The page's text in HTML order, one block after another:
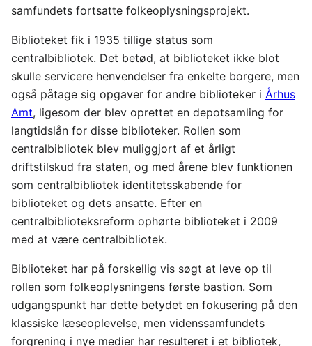
samfundets fortsatte folkeoplysningsprojekt.
Biblioteket fik i 1935 tillige status som
centralbibliotek. Det betød, at biblioteket ikke blot
skulle servicere henvendelser fra enkelte borgere, men
også påtage sig opgaver for andre biblioteker i Århus
Amt, ligesom der blev oprettet en depotsamling for
langtidslån for disse biblioteker. Rollen som
centralbibliotek blev muliggjort af et årligt
driftstilskud fra staten, og med årene blev funktionen
som centralbibliotek identitetsskabende for
biblioteket og dets ansatte. Efter en
centralbiblioteksreform ophørte biblioteket i 2009
med at være centralbibliotek.
Biblioteket har på forskellig vis søgt at leve op til
rollen som folkeoplysningens første bastion. Som
udgangspunkt har dette betydet en fokusering på den
klassiske læseoplevelse, men videnssamfundets
forgrening i nye medier har resulteret i et bibliotek,